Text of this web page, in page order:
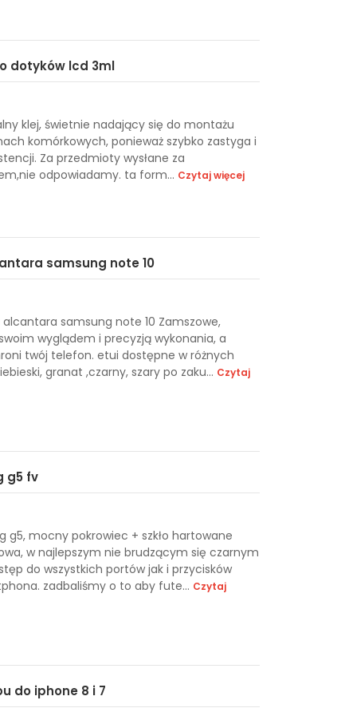
dotyków lcd 3ml
klej, świetnie nadający się do montażu
komórkowych, ponieważ szybko zastyga i
Za przedmioty wysłane za
odpowiadamy. ta form... Czytaj więcej
samsung note 10
samsung note 10 Zamszowe,
wyglądem i precyzją wykonania, a
twój telefon. etui dostępne w różnych
granat ,czarny, szary po zaku... Czytaj
g5 fv
mocny pokrowiec + szkło hartowane
w najlepszym nie brudzącym się czarnym
do wszystkich portów jak i przycisków
zadbaliśmy o to aby fute... Czytaj
do iphone 8 i 7